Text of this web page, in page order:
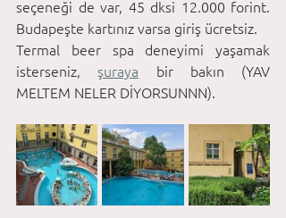
seçeneği de var, 45 dksi 12.000 forint.
Budapeşte kartınız varsa giriş ücretsiz.
Termal beer spa deneyimi yaşamak
isterseniz, şuraya bir bakın (YAV
MELTEM NELER DİYORSUNNN).